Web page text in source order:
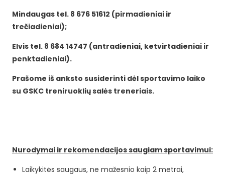
Mindaugas tel. 8 676 51612 (pirmadieniai ir
trečiadieniai);
Elvis tel. 8 684 14747 (antradieniai, ketvirtadieniai ir
penktadieniai).
Prašome iš anksto susiderinti dėl sportavimo laiko
su GSKC treniruoklių salės treneriais.
Nurodymai ir rekomendacijos saugiam sportavimui:
Laikykitės saugaus, ne mažesnio kaip 2 metrai,